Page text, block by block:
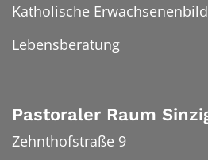
Katholische
Lebensberatung
Pastoraler Raum
Zehnthofstraße 9